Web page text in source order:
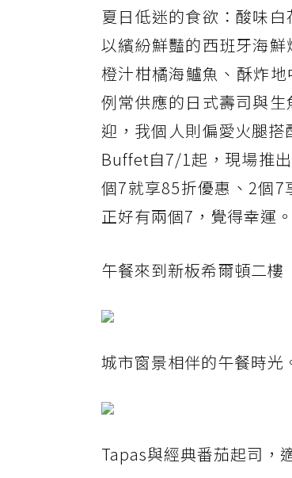
夏日低迷的食欲：酸味
以繽紛鮮豔的西班牙海
橙汁柑橘海鱸魚、酥炸
例常供應的日式壽司與
迎，我個人則偏愛火腿
Buffet自7/1起，現場推
個7就享85折優惠、2個
正好有兩個7，覺得幸運。
午餐來到新板希爾頓二
城市窗景相伴的午餐時光
Tapas與經典番茄起司，